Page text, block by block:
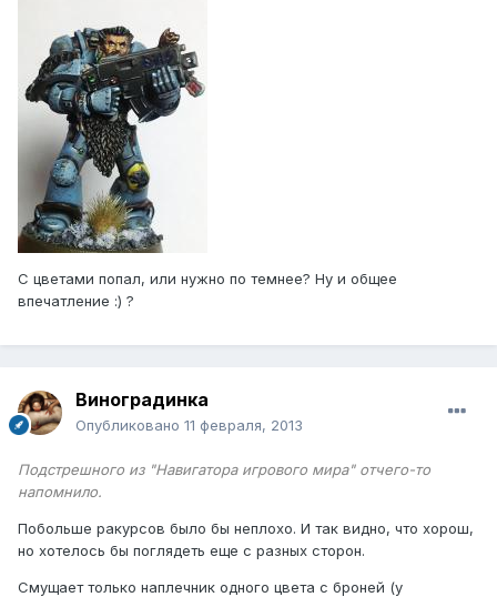
С цветами попал, или нужно по темнее? Ну и общее
впечатление :) ?
Виноградинка
Опубликовано 11 февраля, 2013
Подстрешного из "Навигатора игрового мира" отчего-то
напомнило.
Побольше ракурсов было бы неплохо. И так видно, что хорош,
но хотелось бы поглядеть еще с разных сторон.
Смущает только наплечник одного цвета с броней (у